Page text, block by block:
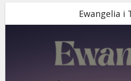
Ewangelia i